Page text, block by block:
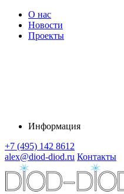
О нас
Новости
Проекты
Информация
+7 (495) 142 8612
alex@diod-diod.ru Контакты